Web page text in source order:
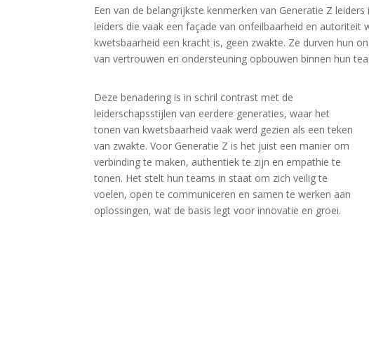
Een van de belangrijkste kenmerken van Generatie Z
leiders die vaak een façade van onfeilbaarheid en autoriteit
kwetsbaarheid een kracht is, geen zwakte. Ze durven hun
van vertrouwen en ondersteuning opbouwen binnen hun
Deze benadering is in schril contrast met de
leiderschapsstijlen van eerdere generaties, waar het
tonen van kwetsbaarheid vaak werd gezien als een teken
van zwakte. Voor Generatie Z is het juist een manier om
verbinding te maken, authentiek te zijn en empathie te
tonen. Het stelt hun teams in staat om zich veilig te
voelen, open te communiceren en samen te werken aan
oplossingen, wat de basis legt voor innovatie en groei.